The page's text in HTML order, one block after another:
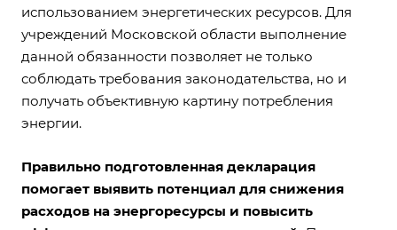
использованием энергетических ресурсов. Для
учреждений Московской области выполнение
данной обязанности позволяет не только
соблюдать требования законодательства, но и
получать объективную картину потребления
энергии.
Правильно подготовленная декларация
помогает выявить потенциал для снижения
расходов на энергоресурсы и повысить